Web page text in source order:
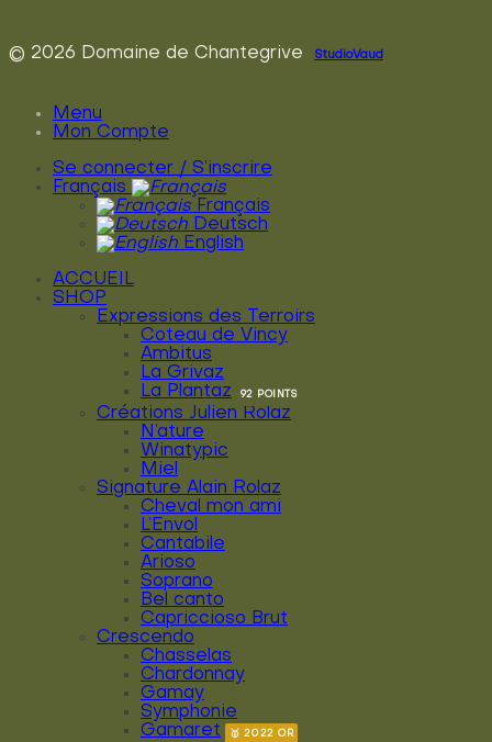
© 2026 Domaine de Chantegrive StudioVaud
Menu
Mon Compte
Se connecter / S’inscrire
Français
Français
Deutsch
English
ACCUEIL
SHOP
Expressions des Terroirs
Coteau de Vincy
Ambitus
La Grivaz
La Plantaz
Créations Julien Rolaz
N’ature
Winatypic
Miel
Signature Alain Rolaz
Cheval mon ami
L’Envol
Cantabile
Arioso
Soprano
Bel canto
Capriccioso Brut
Crescendo
Chasselas
Chardonnay
Gamay
Symphonie
Gamaret